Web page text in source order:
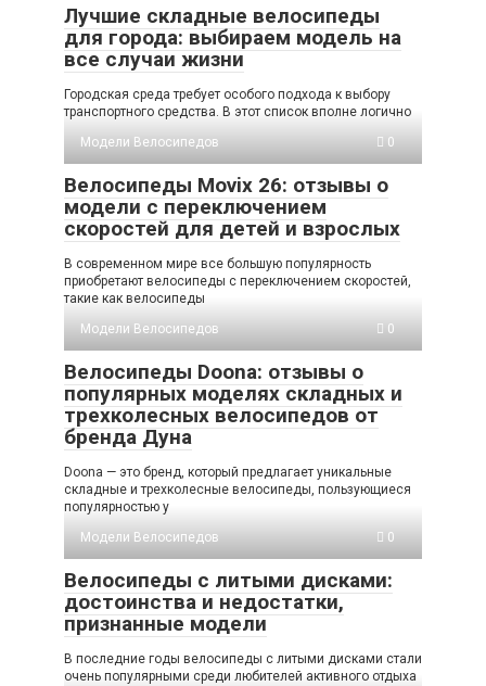
Лучшие складные велосипеды
для города: выбираем модель на
все случаи жизни
Городская среда требует особого подхода к выбору
транспортного средства. В этот список вполне логично
Модели Велосипедов
0
Велосипеды Movix 26: отзывы о
модели с переключением
скоростей для детей и взрослых
В современном мире все большую популярность
приобретают велосипеды с переключением скоростей,
такие как велосипеды
Модели Велосипедов
0
Велосипеды Doona: отзывы о
популярных моделях складных и
трехколесных велосипедов от
бренда Дуна
Doona — это бренд, который предлагает уникальные
складные и трехколесные велосипеды, пользующиеся
популярностью у
Модели Велосипедов
0
Велосипеды с литыми дисками:
достоинства и недостатки,
признанные модели
В последние годы велосипеды с литыми дисками стали
очень популярными среди любителей активного отдыха